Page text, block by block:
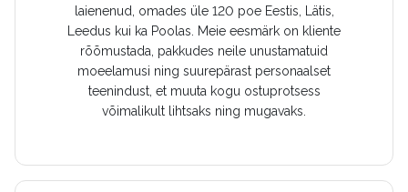
laienenud, omades üle 120 poe Eestis, Lätis,
Leedus kui ka Poolas. Meie eesmärk on kliente
rõõmustada, pakkudes neile unustamatuid
moeelamusi ning suurepärast personaalset
teenindust, et muuta kogu ostuprotsess
võimalikult lihtsaks ning mugavaks.